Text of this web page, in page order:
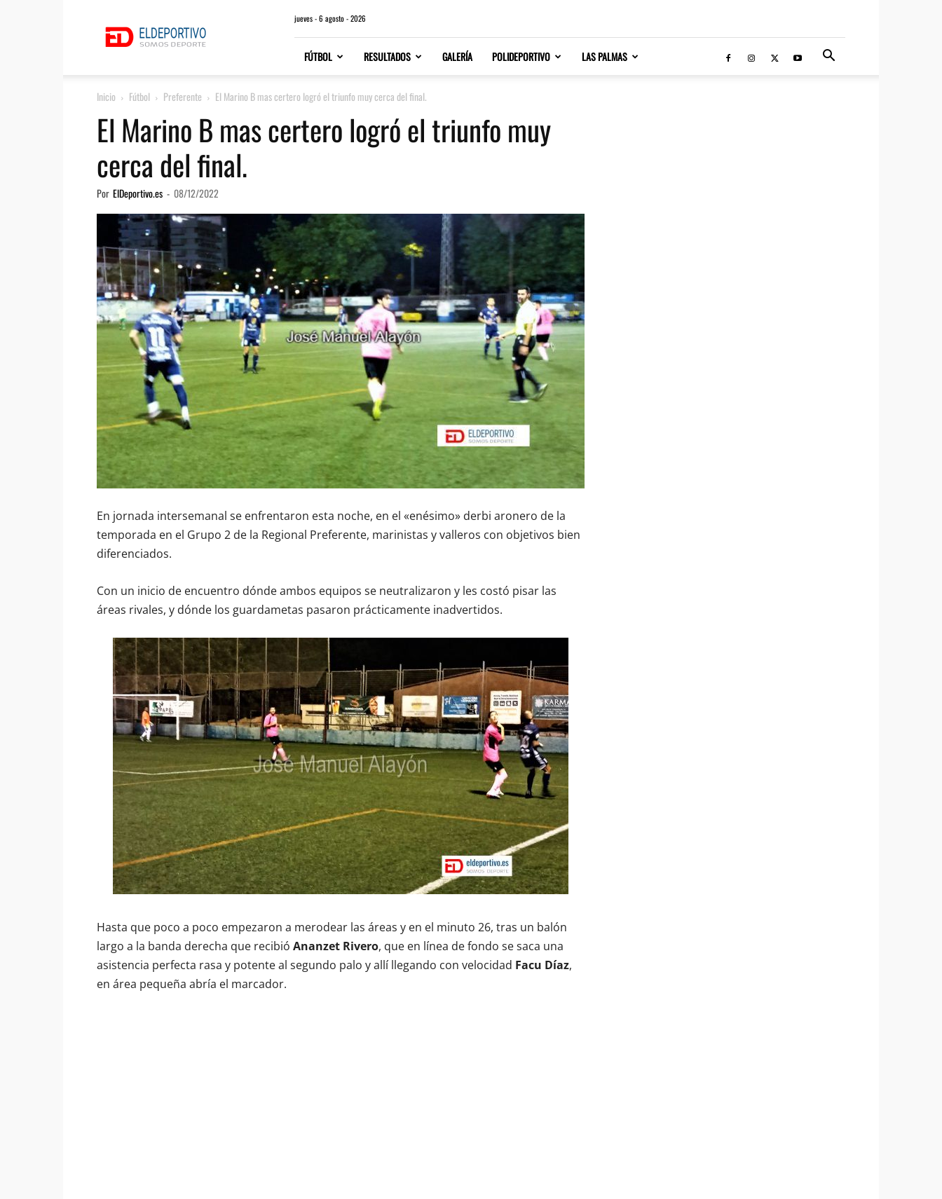
jueves - 6 agosto - 2026
FÚTBOL RESULTADOS GALERÍA POLIDEPORTIVO LAS PALMAS
Inicio Fútbol Preferente El Marino B mas certero logró el triunfo muy cerca del final.
El Marino B mas certero logró el triunfo muy
cerca del final.
Por ElDeportivo.es - 08/12/2022
En jornada intersemanal se enfrentaron esta noche, en el «enésimo» derbi aronero de la
temporada en el Grupo 2 de la Regional Preferente, marinistas y valleros con objetivos bien
diferenciados.
Con un inicio de encuentro dónde ambos equipos se neutralizaron y les costó pisar las
áreas rivales, y dónde los guardametas pasaron prácticamente inadvertidos.
Hasta que poco a poco empezaron a merodear las áreas y en el minuto 26, tras un balón
largo a la banda derecha que recibió Ananzet Rivero, que en línea de fondo se saca una
asistencia perfecta rasa y potente al segundo palo y allí llegando con velocidad Facu Díaz,
en área pequeña abría el marcador.